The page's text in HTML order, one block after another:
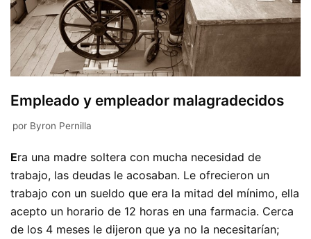
Empleado y empleador malagradecidos
por Byron Pernilla
Era una madre soltera con mucha necesidad de
trabajo, las deudas le acosaban. Le ofrecieron un
trabajo con un sueldo que era la mitad del mínimo, ella
acepto un horario de 12 horas en una farmacia. Cerca
de los 4 meses le dijeron que ya no la necesitarían;